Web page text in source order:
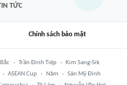
TỨC
Chính sách bảo mật
Trần Đình Tiệp
Kim Sang-Sik
ASEAN Cup Năm
Sân Mỹ Đình